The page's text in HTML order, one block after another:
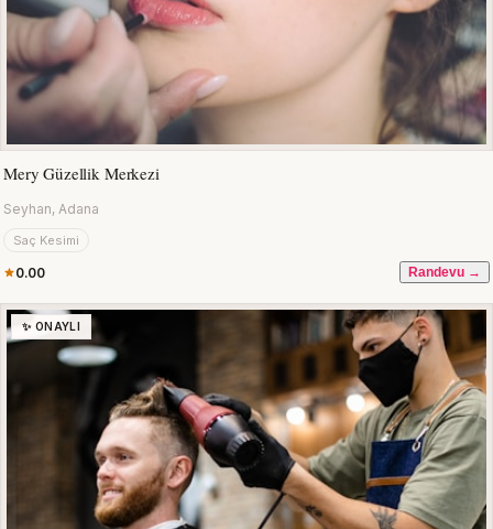
Mery Güzellik Merkezi
Seyhan, Adana
Saç Kesimi
0.00 Randevu →
✨ ONAYLI